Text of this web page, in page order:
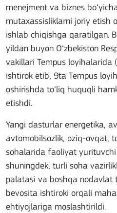
menejment va biznes
mutaxassisliklarni joriy etish
ishlab chiqishga qaratilgan.
yildan buyon O‘zbekiston
vakillari Tempus loyihalarida
ishtirok etib, 9ta Tempus
oshirishda to‘liq huquqli
etishdi.
Yangi dasturlar energetika,
avtomobilsozlik, oziq-ovqat,
sohalarida faoliyat
shuningdek, turli soha
palatasi va boshqa nodavlat
bevosita ishtiroki orqali
ehtiyojlariga moslashtirildi.